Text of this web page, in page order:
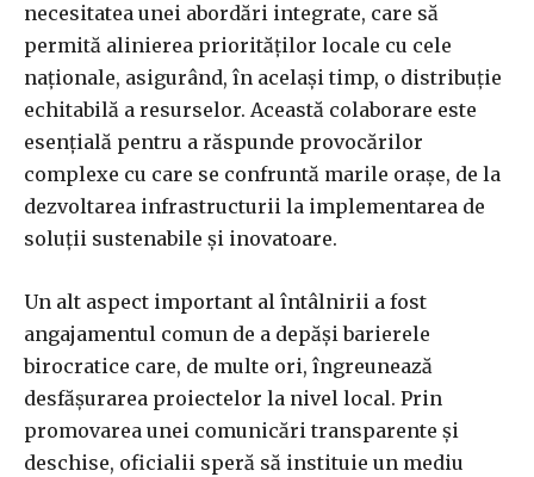
necesitatea unei abordări integrate, care să
permită alinierea priorităților locale cu cele
naționale, asigurând, în același timp, o distribuție
echitabilă a resurselor. Această colaborare este
esențială pentru a răspunde provocărilor
complexe cu care se confruntă marile orașe, de la
dezvoltarea infrastructurii la implementarea de
soluții sustenabile și inovatoare.
Un alt aspect important al întâlnirii a fost
angajamentul comun de a depăși barierele
birocratice care, de multe ori, îngreunează
desfășurarea proiectelor la nivel local. Prin
promovarea unei comunicări transparente și
deschise, oficialii speră să instituie un mediu